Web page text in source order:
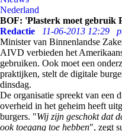
Nederland
BOF: 'Plasterk moet gebruik
Redactie
11-06-2013 12:29
Minister van Binnenlandse
AIVD verbieden het
gebruiken. Ook moet een
praktijken, stelt de digitale
dinsdag.
De organisatie spreekt van een
overheid in het geheim heeft
burgers. "Wij zijn geschokt dat
ook toegang toe hebben", zegt